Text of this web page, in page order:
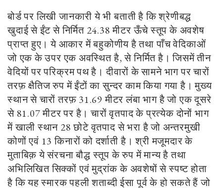
बोर्ड पर लिखी जानकारी ये भी बताती है कि श्रेणीबद्ध
खुदाई से ईंट से निर्मित 24.38मीटर ऊँचे स्तूप के अवशेष
प्राप्त हुए। ये आकार में बहुकोणीय है तथा पाँच वेदिकाओं
जो एक के उपर एक अवस्थित है,से निर्मित है। जिसमें तीन
वेदियों पर परिक्रम पथ है। दीवारों के सामने भाग पर चारों
तरफ़ क्षैतिज रुप में ईंटों का सुन्दर काम किया गया है। मुख्य
स्थान से चारों तरफ़ 31.69 मीटर लंबा भाग है जो एक दूसरे
से 81.07मीटर पर है। चारों वृतपाद के प्रत्येक दोनों भाग
में खाली स्थान 28छोटे वृतपाद से भरा है जो अन्तरमुखी
कोणों एवं 13 किनारों को दर्शाती है। श्री मजूमदार के
मुताबिक़ ये संरचना बौद्ध स्तूप के रुप में मान्य है तथा
अभिलिखित सिक्कों एवं मुद्रांक के अवशेषों से स्पष्ट होता
है कि यह स्मारक पहली शताब्दी ईसा पूर्व के हो सकते हैं जो